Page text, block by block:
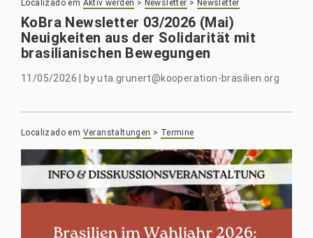
Localizado em Aktiv werden > Newsletter > Newsletter
KoBra Newsletter 03/2026 (Mai)
Neuigkeiten aus der Solidarität mit
brasilianischen Bewegungen
11/05/2026 byuta.grunert@kooperation-brasilien.org
Localizado em Veranstaltungen > Termine